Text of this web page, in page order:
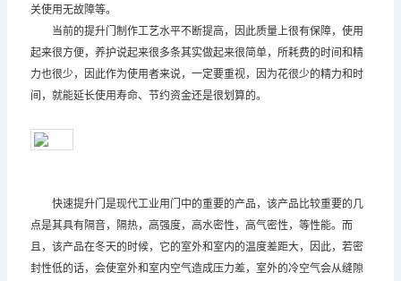
关使用无故障等。
当前的提升门制作工艺水平不断提高，因此质量上很有保障，使用
起来很方便，养护说起来很多条其实做起来很简单，所耗费的时间和精
力也很少，因此作为使用者来说，一定要重视，因为花很少的精力和时
间，就能延长使用寿命、节约资金还是很划算的。
快速提升门是现代工业用门中的重要的产品，该产品比较重要的几
点是其具有隔音，隔热，高强度，高水密性，高气密性，等性能。而
且，该产品在冬天的时候，它的室外和室内的温度差距大，因此，若密
封性低的话，会使室外和室内空气造成压力差，室外的冷空气会从缝隙